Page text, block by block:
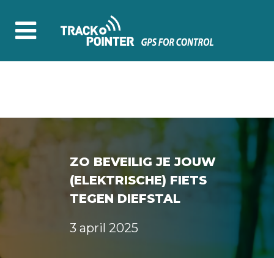
ZO BEVEILIG JE JOUW
(ELEKTRISCHE) FIETS
TEGEN DIEFSTAL
3 april 2025